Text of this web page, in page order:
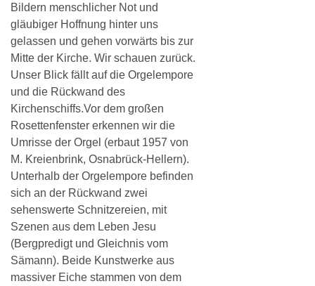
Bildern menschlicher Not und
gläubiger Hoffnung hinter uns
gelassen und gehen vorwärts bis zur
Mitte der Kirche. Wir schauen zurück.
Unser Blick fällt auf die Orgelempore
und die Rückwand des
Kirchenschiffs.Vor dem großen
Rosettenfenster erkennen wir die
Umrisse der Orgel (erbaut 1957 von
M. Kreienbrink, Osnabrück-Hellern).
Unterhalb der Orgelempore befinden
sich an der Rückwand zwei
sehenswerte Schnitzereien, mit
Szenen aus dem Leben Jesu
(Bergpredigt und Gleichnis vom
Sämann). Beide Kunstwerke aus
massiver Eiche stammen von dem